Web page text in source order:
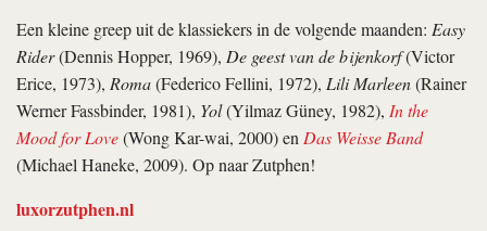
Een kleine greep uit de klassiekers in de volgende maanden: Easy
Rider(Dennis Hopper, 1969), De geest van de bijenkorf(Victor
Erice, 1973), Roma(Federico Fellini, 1972), Lili Marleen(Rainer
Werner Fassbinder, 1981), Yol(Yilmaz Güney, 1982), In the
Mood for Love(Wong Kar-wai, 2000) enDas Weisse Band
(Michael Haneke, 2009). Op naar Zutphen!
luxorzutphen.nl